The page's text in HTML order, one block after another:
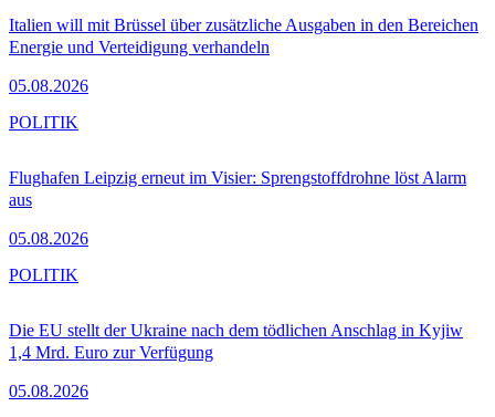
Italien will mit Brüssel über zusätzliche Ausgaben in den Bereichen
Energie und Verteidigung verhandeln
05.08.2026
Flughafen Leipzig erneut im Visier: Sprengstoffdrohne löst Alarm
aus
05.08.2026
POLITIK
Die EU stellt der Ukraine nach dem tödlichen Anschlag in Kyjiw
1,4 Mrd. Euro zur Verfügung
05.08.2026
POLITIK